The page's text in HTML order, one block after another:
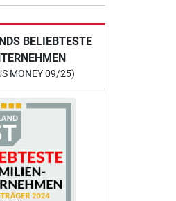
BELIEBTESTE
MONEY 09/25)